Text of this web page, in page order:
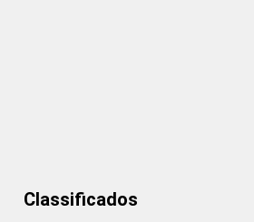
Classificados